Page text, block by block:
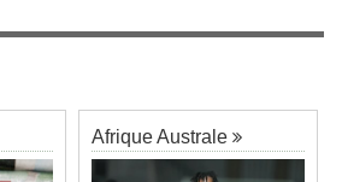
Afrique Australe